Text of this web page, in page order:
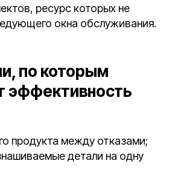
ресурс которых не
окна обслуживания.
по которым
эффективность
продукта между отказами;
детали на одну